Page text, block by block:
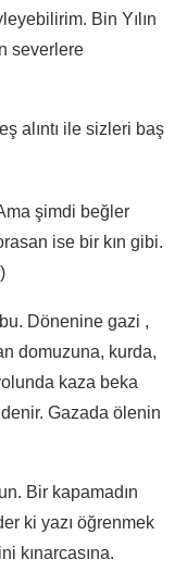
Bin Yılın
severlere
alıntı ile sizleri baş
şimdi beğler
ise bir kın gibi.
Dönenine gazi ,
domuzuna, kurda,
kaza beka
Gazada ölenin
Bir kapamadın
ki yazı öğrenmek
kınarcasına.